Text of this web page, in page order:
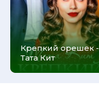
Крепкий орешек -
Тата Кит